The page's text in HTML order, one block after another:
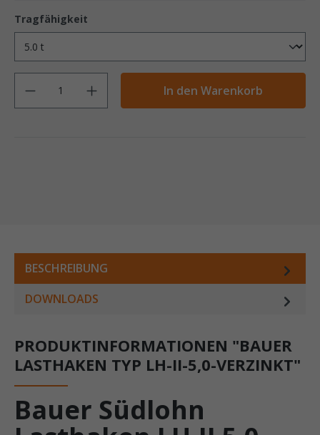
Tragfähigkeit
Anzahl
In den Warenkorb
BESCHREIBUNG
DOWNLOADS
PRODUKTINFORMATIONEN "BAUER
LASTHAKEN TYP LH-II-5,0-VERZINKT"
Bauer Südlohn